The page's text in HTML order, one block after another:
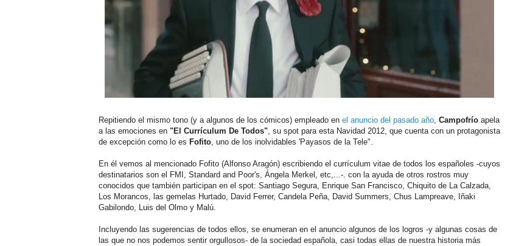
Repitiendo el mismo tono (y a algunos de los cómicos) empleado en el anuncio del pasado año, Campofrío apela
a las emociones en "El Currículum De Todos", su spot para esta Navidad 2012, que cuenta con un protagonista
de excepción como lo es Fofito, uno de los inolvidables 'Payasos de la Tele".
En él vemos al mencionado Fofito (Alfonso Aragón) escribiendo el currículum vitae de todos los españoles -cuyos
destinatarios son el FMI, Standard and Poor's, Ángela Merkel, etc,...-. con la ayuda de otros rostros muy
conocidos que también participan en el spot: Santiago Segura, Enrique San Francisco, Chiquito de La Calzada,
Los Morancos, las gemelas Hurtado, David Ferrer, Candela Peña, David Summers, Chus Lampreave, Iñaki
Gabilondo, Luis del Olmo y Malú.
Incluyendo las sugerencias de todos ellos, se enumeran en el anuncio algunos de los logros -y algunas cosas de
las que no nos podemos sentir orgullosos- de la sociedad española, casi todas ellas de nuestra historia más